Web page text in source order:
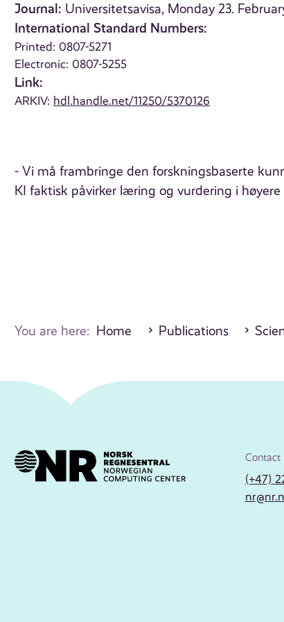
Journal: Universitetsavisa, Monday 23.
International Standard Numbers:
Printed: 0807-5271
Electronic: 0807-5255
Link:
ARKIV: hdl.handle.net/11250/5370126
- Vi må frambringe den forskningsbaserte
KI faktisk påvirker læring og vurdering i
You are here: Home Publications
Contact
(+47)